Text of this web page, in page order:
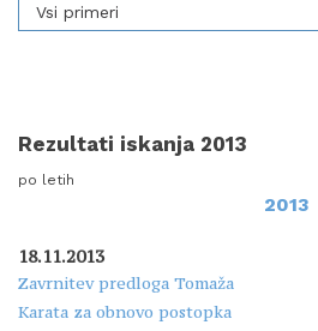
Vsi primeri
Rezultati iskanja 2013
po letih
2013
18.11.2013
Zavrnitev predloga Tomaža
Karata za obnovo postopka